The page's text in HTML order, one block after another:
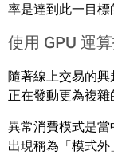
率是達到此一目標
使用 GPU 運
隨著線上交易的
正在發動更為複雜
異常消費模式是
出現稱為「模式